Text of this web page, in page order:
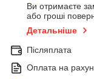
Ви отримаєте
або гроші
Детальніше
Післяплата
Оплата на